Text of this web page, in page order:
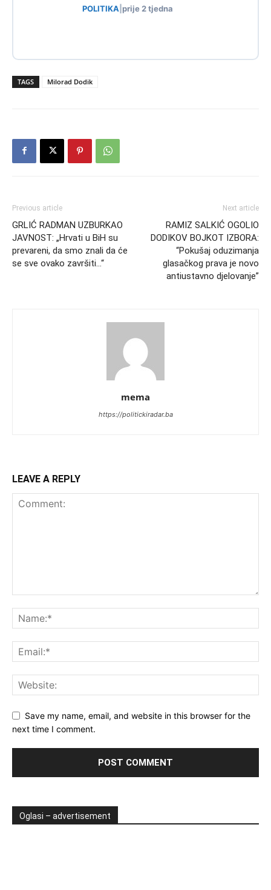
POLITIKA prije 2 tjedna
TAGS Milorad Dodik
Previous article
GRLIĆ RADMAN UZBURKAO
JAVNOST: „Hrvati u BiH su
prevareni, da smo znali da će
se sve ovako završiti…“
Next article
RAMIZ SALKIĆ OGOLIO
DODIKOV BOJKOT IZBORA:
“Pokušaj oduzimanja
glasačkog prava je novo
antiustavno djelovanje”
mema
https://politickiradar.ba
LEAVE A REPLY
Save my name, email, and website in this browser for the
next time I comment.
Oglasi – advertisement